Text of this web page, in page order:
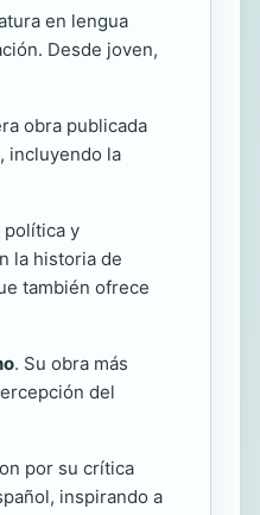
en lengua
Desde joven,
obra publicada
incluyendo la
política y
la historia de
también ofrece
. Su obra más
del
por su crítica
inspirando a